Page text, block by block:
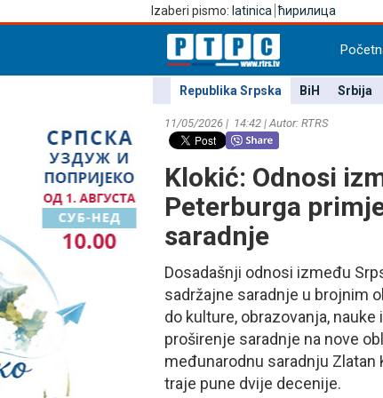
Izaberi pismo: latinica ћирилица
Republika Srpska BiH Srbija
11/05/2026 | 14:42 | Autor: RTRS
Klokić: Odnosi
Peterburga
saradnje
Dosadašnji odnosi između
sadržajne saradnje u brojnim
do kulture, obrazovanja,
proširenje saradnje na nove
međunarodnu saradnju Zlatan
traje pune dvije decenije.